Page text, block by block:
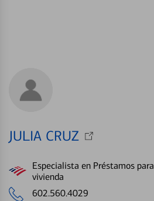
JULIA CRUZ
Especialista en Préstamos para
vivienda
602.560.4029